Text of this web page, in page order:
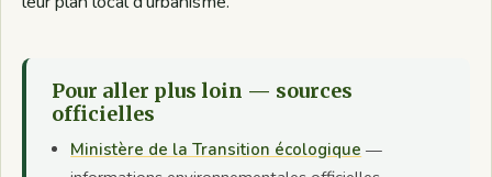
Pour aller plus loin — sources
officielles
Ministère de la Transition écologique —